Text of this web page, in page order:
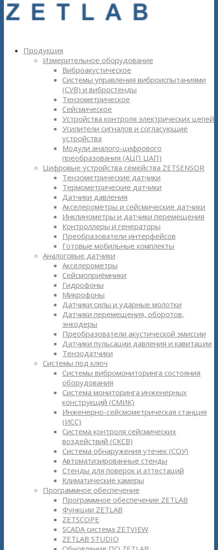
Продукция
Измерительное оборудование
Виброакустическое
Системы управления виброиспытаниями
(СУВ) и вибростенды
Тензометрическое
Сейсмическое
Устройства контроля электрических цепей
Усилители сигналов и согласующие
устройства
Модули аналого-цифрового
преобразования (АЦП ЦАП)
Цифровые устройства семейства ZETSENSOR
Тензометрические датчики
Термометрические датчики
Датчики давления
Акселерометры и сейсмические датчики
Инклинометры и датчики перемещения
Контроллеры и генераторы
Преобразователи интерфейсов
Готовые мобильные комплекты
Аналоговые датчики
Акселерометры
Сейсмоприёмники
Гидрофоны
Микрофоны
Датчики силы и ударные молотки
Датчики перемещения, оборотов,
энкодеры
Преобразователи акустической эмиссии
Датчики пульсации давления и кавитации
Тензодатчики
Системы под ключ
Системы вибромониторинга состояния
оборудования
Система мониторинга инженерных
конструкций (СМИК)
Инженерно-сейсмометрическая станция
(ИСС)
Система контроля сейсмических
воздействий (СКСВ)
Система обнаружения утечек (СОУ)
Автоматизированные стенды
Стенды для поверок и аттестаций
Климатические камеры
Программное обеспечение
Программное обеспечение ZETLAB
Функции ZETLAB
ZETSCOPE
SCADA система ZETVIEW
ZETLAB STUDIO